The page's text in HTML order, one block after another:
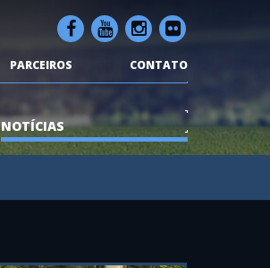
PARCEIROS CONTATO
NOTÍCIAS